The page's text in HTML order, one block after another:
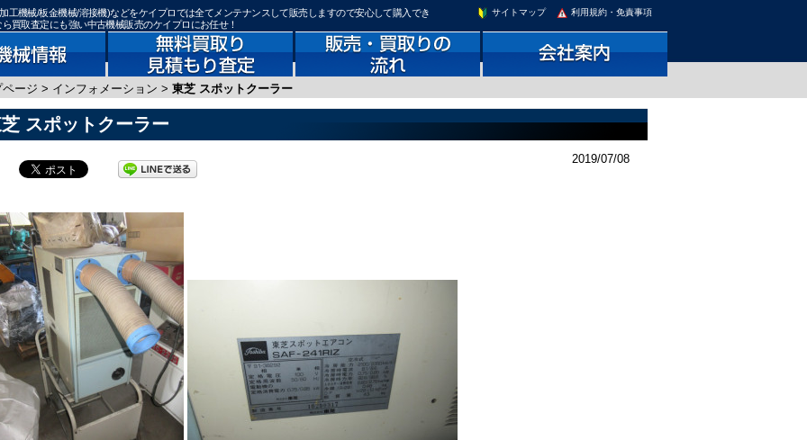
工機械/板金機械/溶接機)などをケイプロでは全てメンテナンスして販売しますので安心して購入でき
買取査定にも強い中古機械販売のケイプロにお任せ！
利用規約・免責事項
サイトマップ
ージ > インフォメーション > 東芝 スポットクーラー
スポットクーラー
2019/07/08